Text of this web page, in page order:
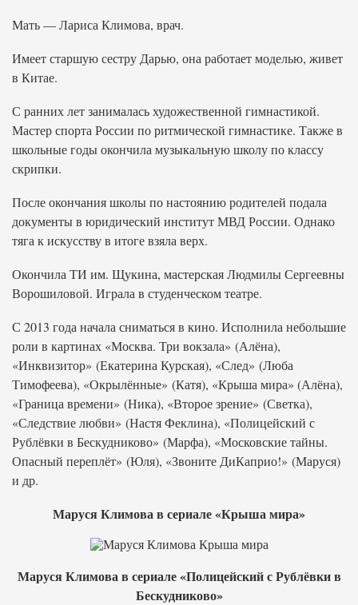
Мать — Лариса Климова, врач.
Имеет старшую сестру Дарью, она работает моделью, живет
в Китае.
С ранних лет занималась художественной гимнастикой.
Мастер спорта России по ритмической гимнастике. Также в
школьные годы окончила музыкальную школу по классу
скрипки.
После окончания школы по настоянию родителей подала
документы в юридический институт МВД России. Однако
тяга к искусству в итоге взяла верх.
Окончила ТИ им. Щукина, мастерская Людмилы Сергеевны
Ворошиловой. Играла в студенческом театре.
С 2013 года начала сниматься в кино. Исполнила небольшие
роли в картинах «Москва. Три вокзала» (Алёна),
«Инквизитор» (Екатерина Курская), «След» (Люба
Тимофеева), «Окрылённые» (Катя), «Крыша мира» (Алёна),
«Граница времени» (Ника), «Второе зрение» (Светка),
«Следствие любви» (Настя Феклина), «Полицейский с
Рублёвки в Бескудниково» (Марфа), «Московские тайны.
Опасный переплёт» (Юля), «Звоните ДиКаприо!» (Маруся)
и др.
Маруся Климова в сериале «Крыша мира»
Маруся Климова в сериале «Полицейский с Рублёвки в
Бескудниково»